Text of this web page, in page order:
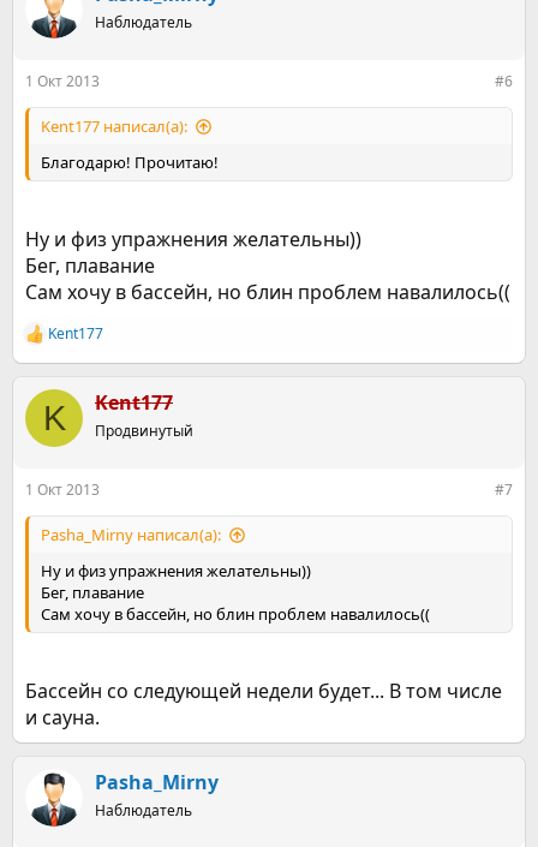
Наблюдатель
1 Окт 2013 #6
Kent177 написал(а):
Благодарю! Прочитаю!
Ну и физ упражнения желательны))
Бег, плавание
Сам хочу в бассейн, но блин проблем навалилось((
Р
е
к
ц
и
Kent177
K Kent177
Продвинутый
1 Окт 2013 #7
Pasha_Mirny написал(а):
Ну и физ упражнения желательны))
Бег, плавание
Сам хочу в бассейн, но блин проблем навалилось((
Бассейн со следующей недели будет... В том числе
и сауна.
Pasha_Mirny
Наблюдатель